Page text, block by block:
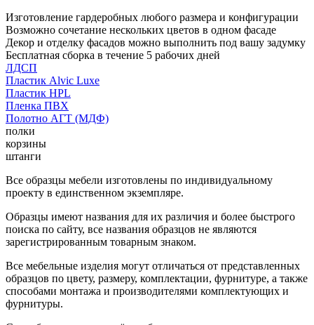
Изготовление гардеробных любого размера и конфигурации
Возможно сочетание нескольких цветов в одном фасаде
Декор и отделку фасадов можно выполнить под вашу задумку
Бесплатная сборка в течение 5 рабочих дней
ЛДСП
Пластик Alvic Luxe
Пластик HPL
Пленка ПВХ
Полотно АГТ (МДФ)
полки
корзины
штанги
Все образцы мебели изготовлены по индивидуальному
проекту в единственном экземпляре.
Образцы имеют названия для их различия и более быстрого
поиска по сайту, все названия образцов не являются
зарегистрированным товарным знаком.
Все мебельные изделия могут отличаться от представленных
образцов по цвету, размеру, комплектации, фурнитуре, а также
способами монтажа и производителями комплектующих и
фурнитуры.